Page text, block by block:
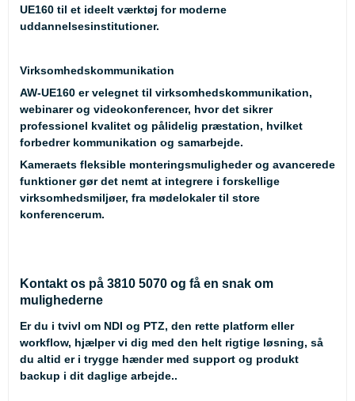
UE160 til et ideelt værktøj for moderne
uddannelsesinstitutioner.
Virksomhedskommunikation
AW-UE160 er velegnet til virksomhedskommunikation,
webinarer og videokonferencer, hvor det sikrer
professionel kvalitet og pålidelig præstation, hvilket
forbedrer kommunikation og samarbejde.
Kameraets fleksible monteringsmuligheder og avancerede
funktioner gør det nemt at integrere i forskellige
virksomhedsmiljøer, fra mødelokaler til store
konferencerum.
Kontakt os på 3810 5070 og få en snak om
mulighederne
Er du i tvivl om NDI og PTZ, den rette platform eller
workflow, hjælper vi dig med den helt rigtige løsning, så
du altid er i trygge hænder med support og produkt
backup i dit daglige arbejde..